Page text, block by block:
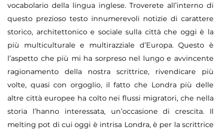
vocabolario della lingua inglese. Troverete all’interno di
questo prezioso testo innumerevoli notizie di carattere
storico, architettonico e sociale sulla cittàche oggiè la
più multiculturale e multirazziale d’Europa. Questoè
l’aspetto che più mi ha sorpreso nel lungo e avvincente
ragionamento della nostra scrittrice, rivendicare più
volte, quasi con orgoglio, il fatto che Londra piùdelle
altre città europee ha colto nei flussi migratori, che nella
storia l’hanno interessata, un’occasione di crescita. Il
melting pot di cui oggi è intrisa Londra, è per la scrittrice